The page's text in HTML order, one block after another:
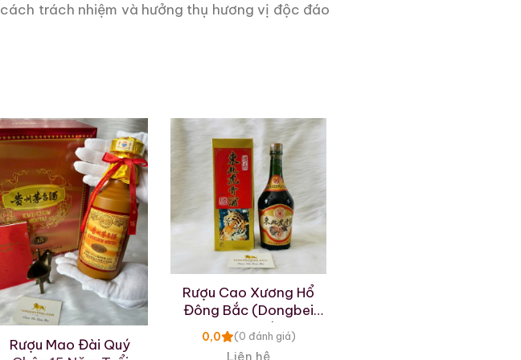
cách trách nhiệm và hưởng thụ hương vị độc đáo
Rượu Mao Đài Quý
Rượu Cao Xương Hổ
Đông Bắc (Dongbei
hugu Jiu)
0,0 (0 đánh giá)
Liên hệ